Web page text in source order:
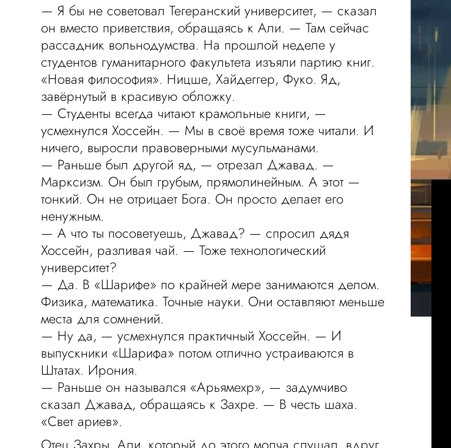
— Я бы не советовал Тегеранский университет, — сказал
он вместо приветствия, обращаясь к Али. — Там сейчас
рассадник вольнодумства. На прошлой неделе у
студентов гуманитарного факультета изъяли партию книг.
«Новая философия». Ницше, Хайдеггер, Фуко. Яд,
завёрнутый в красивую обложку.
— Студенты всегда читают крамольные книги, —
усмехнулся Хоссейн. — Мы в своё время тоже читали. И
ничего, выросли правоверными мусульманами.
— Раньше был другой яд, — отрезал Джавад. —
Марксизм. Он был грубым, прямолинейным. А этот —
тонкий. Он не отрицает Бога. Он просто делает его
ненужным.
— А что ты посоветуешь, Джавад? — спросил дядя
Хоссейн, разливая чай. — Тоже технологический
университет?
— Да. В «Шарифе» по крайней мере занимаются делом.
Физика, математика. Точные науки. Они оставляют меньше
места для сомнений.
— Ну да, — усмехнулся практичный Хоссейн. — И
выпускники «Шарифа» потом отлично устраиваются в
Штатах. Ирония.
— Раньше он назывался «Арьямехр», — задумчиво
сказал Джавад, обращаясь к Захре. — В честь шаха.
«Свет ариев».